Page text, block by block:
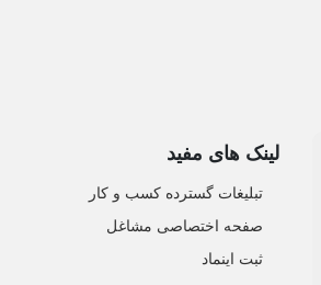
لینک های مفید
تبلیغات گسترده کسب و کار
صفحه اختصاصی مشاغل
ثبت اینماد